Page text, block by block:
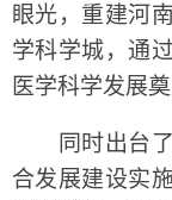
眼光，重建河
学科学城，通
医学科学发展
同时出台了
合发展建设实